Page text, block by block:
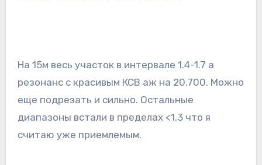
На 15м весь участок в интервале 1.4-1.7 а
резонанс с красивым КСВ аж на 20.700. Можно
еще подрезать и сильно. Остальные
диапазоны встали в пределах <1.3 что я
считаю уже приемлемым.